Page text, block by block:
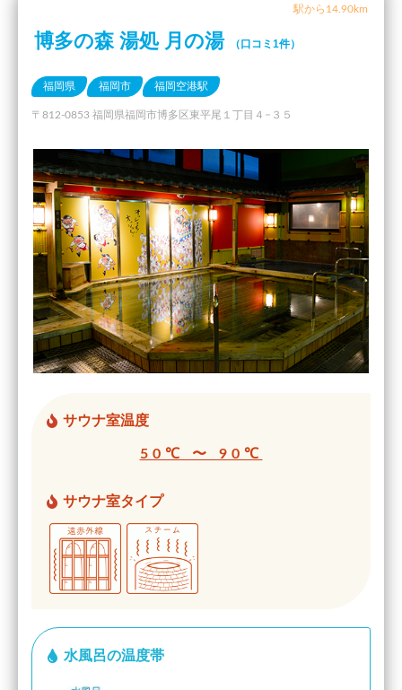
駅から14.90km
博多の森 湯処 月の湯 （口コミ1件）
福岡県 福岡市 福岡空港駅
〒812-0853 福岡県福岡市博多区東平尾１丁目４−３５
サウナ室温度
50℃ 〜 90℃
サウナ室タイプ
水風呂の温度帯